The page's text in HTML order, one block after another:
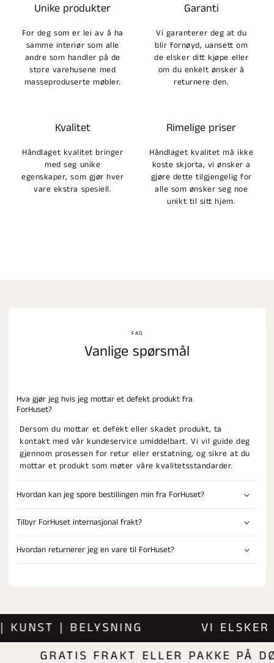
Unike produkter
For deg som er lei av å ha
samme interiør som alle
andre som handler på de
store varehusene med
masseproduserte møbler.
Garanti
Vi garanterer deg at du
blir fornøyd, uansett om
de elsker ditt kjøpe eller
om du enkelt ønsker å
returnere den.
Kvalitet
Håndlaget kvalitet bringer
med seg unike
egenskaper, som gjør hver
vare ekstra spesiell.
Rimelige priser
Håndlaget kvalitet må ikke
koste skjorta, vi ønsker a
gjøre dette tilgjengelig for
alle som ønsker seg noe
unikt til sitt hjem.
FAQ
Vanlige spørsmål
Hva gjør jeg hvis jeg mottar et defekt produkt fra
ForHuset?
Dersom du mottar et defekt eller skadet produkt, ta
kontakt med vår kundeservice umiddelbart. Vi vil guide deg
gjennom prosessen for retur eller erstatning, og sikre at du
mottar et produkt som møter våre kvalitetsstandarder.
Hvordan kan jeg spore bestillingen min fra ForHuset?
Tilbyr ForHuset internasjonal frakt?
Hvordan returnerer jeg en vare til ForHuset?
| KUNST | BELYSNING
VI
GRATIS FRAKT ELLER PAKKE PÅ DØRA